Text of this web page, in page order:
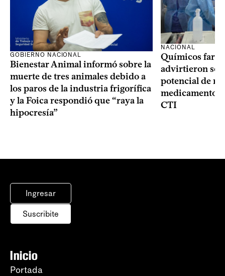
GOBIERNO NACIONAL
Bienestar Animal informó sobre la
muerte de tres animales debido a
los paros de la industria frigorífica
y la Foica respondió que “raya la
hipocresía”
NACIONAL
Químicos
advirtieron
potencial de
medicamentos
CTI
Ingresar
Suscribite
Inicio
Portada